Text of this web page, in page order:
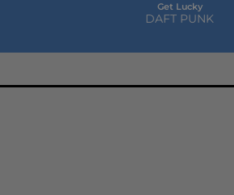
Get Lucky
DAFT PUNK